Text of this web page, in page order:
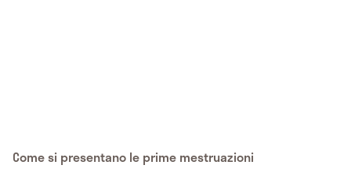
Come si presentano le prime mestruazioni